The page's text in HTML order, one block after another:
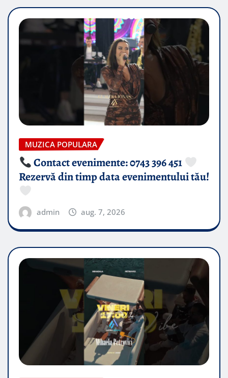
MUZICA POPULARA
Contact evenimente: 0743 396 451
Rezervă din timp data evenimentului tău!
admin aug. 7, 2026